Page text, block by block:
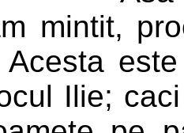
mintit,
Ilie;